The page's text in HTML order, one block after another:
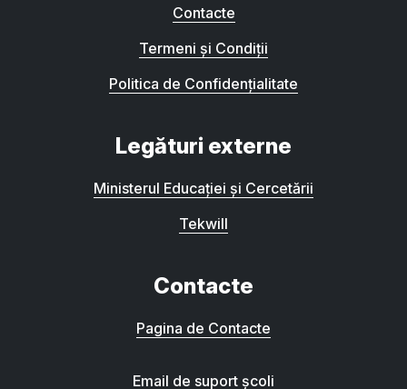
Contacte
Termeni și Condiții
Politica de Confidențialitate
Legături externe
Ministerul Educației și Cercetării
Tekwill
Contacte
Pagina de Contacte
Email de suport școli